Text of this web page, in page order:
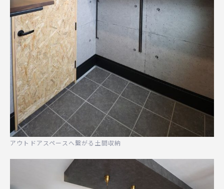
アウトドアスペースへ繋がる土間収納